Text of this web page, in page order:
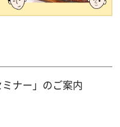
ミナー」のご案内